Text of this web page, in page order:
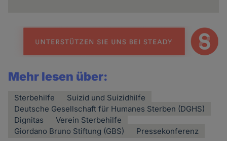
Mehr lesen über:
Sterbehilfe
Suizid und Suizidhilfe
Deutsche Gesellschaft für Humanes Sterben (DGHS)
Dignitas
Verein Sterbehilfe
Giordano Bruno Stiftung (GBS)
Pressekonferenz